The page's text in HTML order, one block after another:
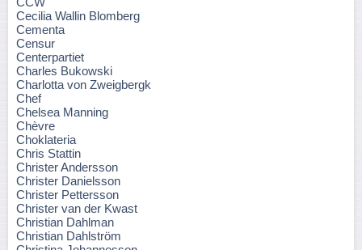
Cecilia Wallin Blomberg
Cementa
Censur
Centerpartiet
Charles Bukowski
Charlotta von Zweigbergk
Chef
Chelsea Manning
Chèvre
Choklateria
Chris Stattin
Christer Andersson
Christer Danielsson
Christer Pettersson
Christer van der Kwast
Christian Dahlman
Christian Dahlström